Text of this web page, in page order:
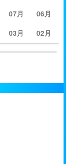
07月 06月
03月 02月